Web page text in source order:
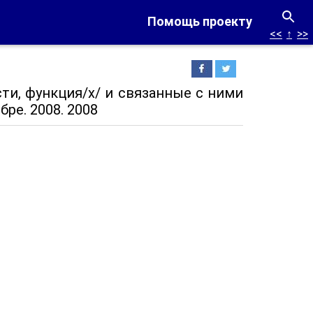
Помощь проекту
<< ↑ >>
функция/х/ и связанные с ними
2008. 2008